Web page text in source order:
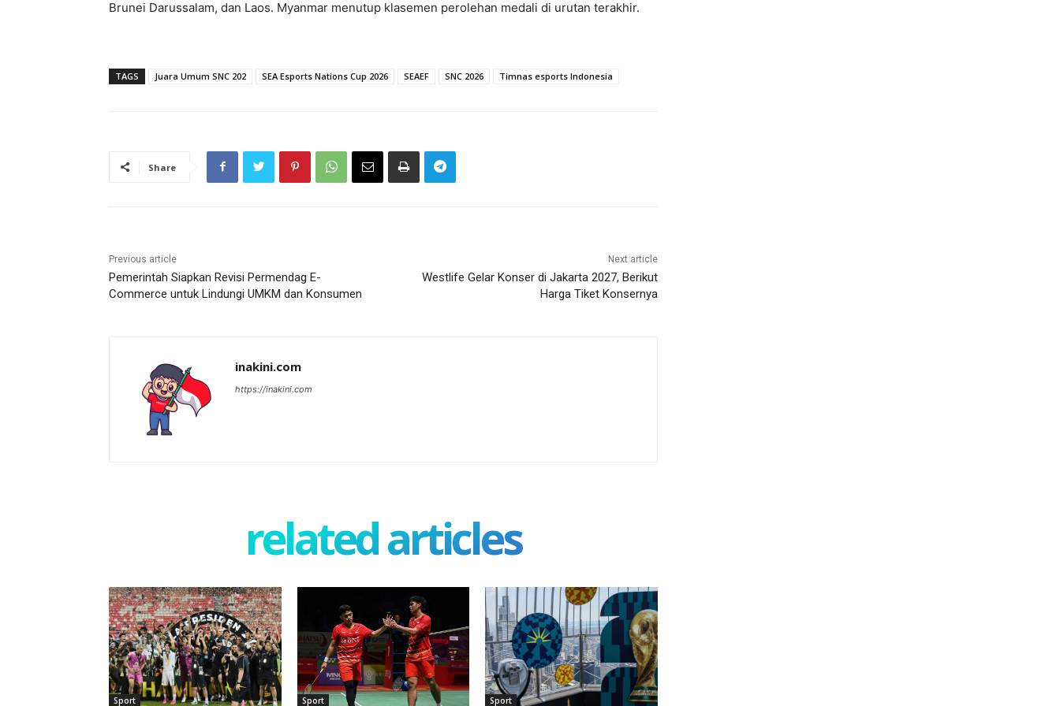
Brunei Darussalam, dan Laos. Myanmar menutup klasemen perolehan medali di urutan terakhir.
TAGS Juara Umum SNC 202 SEA Esports Nations Cup 2026 SEAEF SNC 2026 Timnas esports Indonesia
Share
Previous article
Pemerintah Siapkan Revisi Permendag E-
Commerce untuk Lindungi UMKM dan Konsumen
Next article
Westlife Gelar Konser di Jakarta 2027, Berikut
Harga Tiket Konsernya
inakini.com
https://inakini.com
related articles
Sport Sport Sport